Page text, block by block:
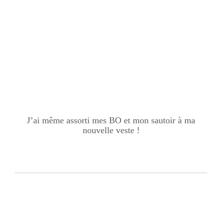
J’ai même assorti mes BO et mon sautoir à ma
nouvelle veste !